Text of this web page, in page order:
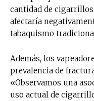
cantidad de
afectaría
tabaquismo
Además, los
prevalencia de
«Observamos una
uso actual de